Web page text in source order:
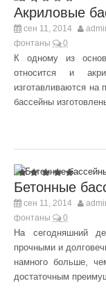
Акриловые
сен 11, 2014
фонтаны
0
К одному из
относится и
изготавливаются на
бассейны
Бетонные
сен 11, 2014
фонтаны
0
На сегодняшний
прочными и
намного больше,
достаточным